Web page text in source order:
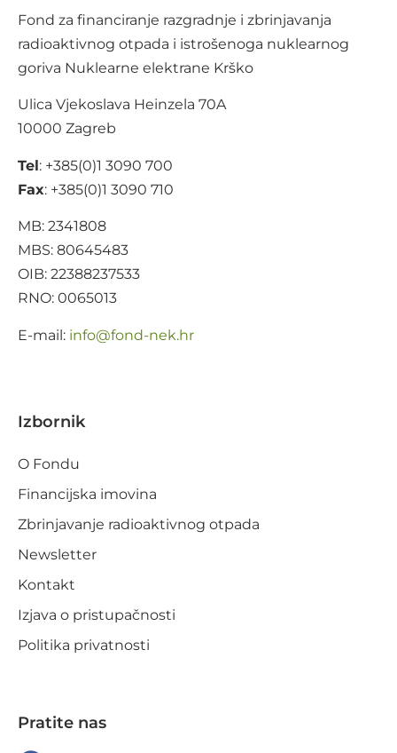
Fond za financiranje razgradnje i zbrinjavanja
radioaktivnog otpada i istrošenoga nuklearnog
goriva Nuklearne elektrane Krško
Ulica Vjekoslava Heinzela 70A
10000 Zagreb
Tel: +385(0)1 3090 700
Fax: +385(0)1 3090 710
MB: 2341808
MBS: 80645483
OIB: 22388237533
RNO: 0065013
E-mail: rh.ken-dnof
@ofni
Izbornik
O Fondu
Financijska imovina
Zbrinjavanje radioaktivnog otpada
Newsletter
Kontakt
Izjava o pristupačnosti
Politika privatnosti
Pratite nas